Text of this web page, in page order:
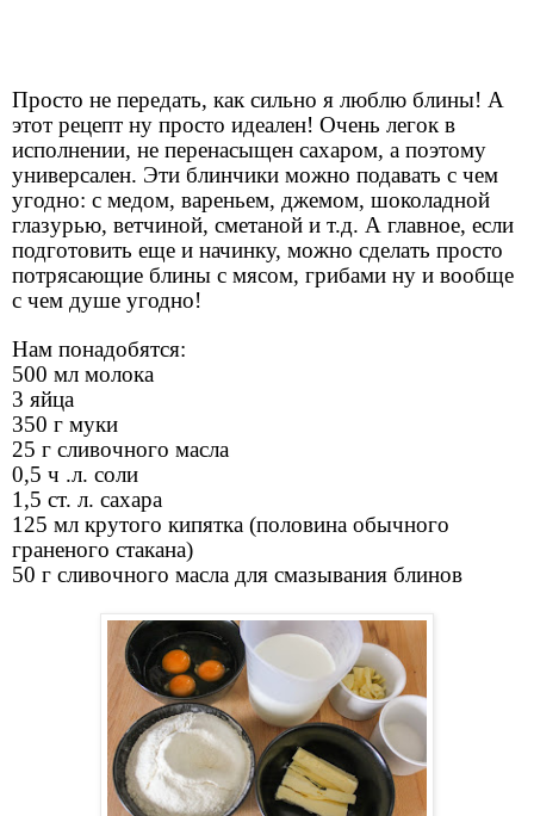
Просто не передать, как сильно я люблю блины! А
этот рецепт ну просто идеален! Очень легок в
исполнении, не перенасыщен сахаром, а поэтому
универсален. Эти блинчики можно подавать с чем
угодно: с медом, вареньем, джемом, шоколадной
глазурью, ветчиной, сметаной и т.д. А главное, если
подготовить еще и начинку, можно сделать просто
потрясающие блины с мясом, грибами ну и вообще
с чем душе угодно!
Нам понадобятся:
500 мл молока
3 яйца
350 г муки
25 г сливочного масла
0,5 ч .л. соли
1,5 ст. л. сахара
125 мл крутого кипятка (половина обычного
граненого стакана)
50 г сливочного масла для смазывания блинов